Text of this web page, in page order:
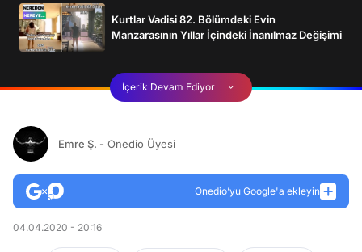
Kurtlar Vadisi 82. Bölümdeki Evin
Manzarasının Yıllar İçindeki İnanılmaz Değişimi
İçerik Devam Ediyor
Emre Ş. - Onedio Üyesi
Onedio’yu Google'a ekleyin
04.04.2020 - 20:16